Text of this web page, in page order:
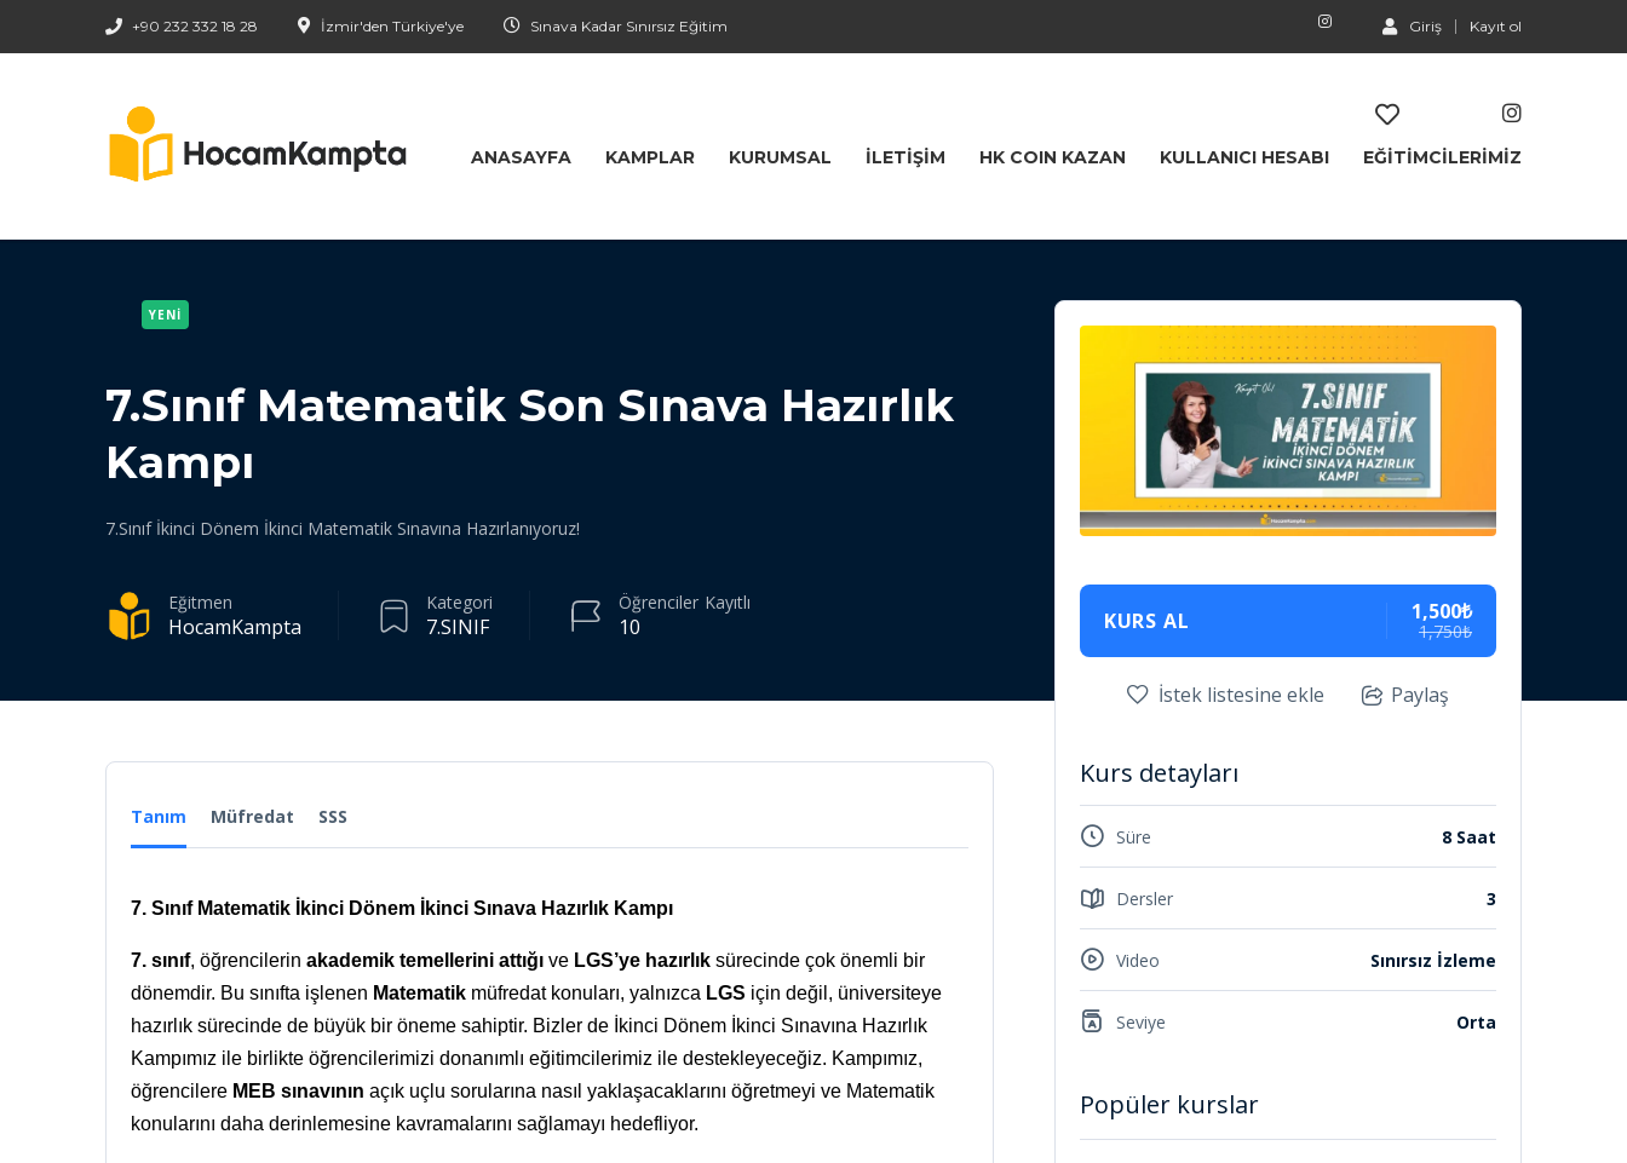
Giriş Kayıt ol
Sınava Kadar Sınırsız Eğitim
İzmir'den Türkiye'ye
+90 232 332 18 28
ANASAYFA KAMPLAR KURUMSAL İLETIŞIM HK COIN KAZAN KULLANICI HESABI EĞITIMCILERIMIZ
YENI
7.Sınıf Matematik Son Sınava Hazırlık
Kampı
7.Sınıf İkinci Dönem İkinci Matematik Sınavına Hazırlanıyoruz!
Eğitmen
HocamKampta
Kategori
7.SINIF 10
Öğrenciler Kayıtlı
Tanım Müfredat SSS
7. Sınıf Matematik İkinci Dönem İkinci Sınava Hazırlık Kampı
7. sınıf, öğrencilerin akademik temellerini attığı ve LGS’ye hazırlık sürecinde çok önemli bir
dönemdir. Bu sınıfta işlenen Matematik müfredat konuları, yalnızca LGS için değil, üniversiteye
hazırlık sürecinde de büyük bir öneme sahiptir. Bizler de İkinci Dönem İkinci Sınavına Hazırlık
Kampımız ile birlikte öğrencilerimizi donanımlı eğitimcilerimiz ile destekleyeceğiz. Kampımız,
öğrencilere MEB sınavının açık uçlu sorularına nasıl yaklaşacaklarını öğretmeyi ve Matematik
konularını daha derinlemesine kavramalarını sağlamayı hedefliyor.
KURS AL 1,500₺
1,750₺
İstek listesine ekle Paylaş
Kurs detayları
Süre 8 Saat
Dersler 3
Video Sınırsız İzleme
Seviye Orta
Popüler kurslar